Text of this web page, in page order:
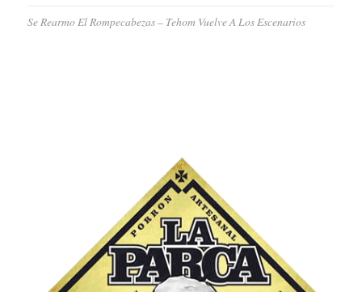
Se Rearmo El Rompecabezas – Tehom Vuelve A Los Escenarios